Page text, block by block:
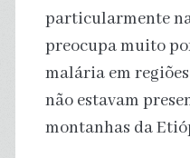
particularmente
preocupa muito
malária em
não estavam
montanhas da